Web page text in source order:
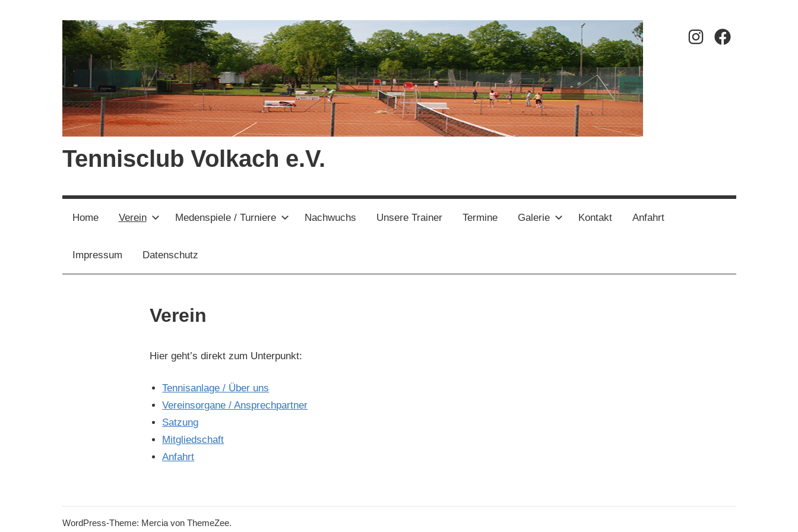
Tennisclub Volkach e.V.
InstagramFacebook
Home Verein Medenspiele / Turniere Nachwuchs Unsere Trainer Termine Galerie Kontakt Anfahrt
Impressum Datenschutz
Verein
Hier geht’s direkt zum Unterpunkt:
Tennisanlage / Über uns
Vereinsorgane / Ansprechpartner
Satzung
Mitgliedschaft
Anfahrt
WordPress-Theme: Mercia von ThemeZee.